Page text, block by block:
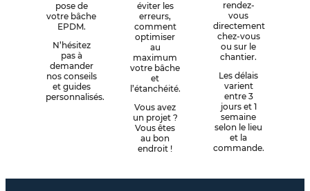
pose de
votre bâche
EPDM.
N’hésitez
pas à
demander
nos conseils
et guides
personnalisés.
éviter les
erreurs,
comment
optimiser
au
maximum
votre bâche
et
l’étanchéité.
Vous avez
un projet ?
Vous êtes
au bon
endroit !
rendez-
vous
directement
chez-vous
ou sur le
chantier.
Les délais
varient
entre 3
jours et 1
semaine
selon le lieu
et la
commande.